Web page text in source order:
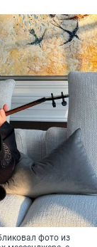
фото из